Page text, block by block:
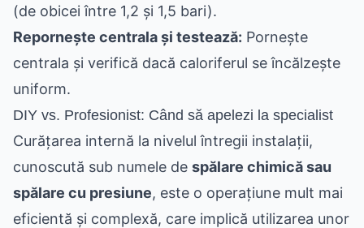
(de obicei între 1,2 și 1,5 bari).
Repornește centrala și testează: Pornește
centrala și verifică dacă caloriferul se încălzește
uniform.
DIY vs. Profesionist: Când să apelezi la specialist
Curățarea internă la nivelul întregii instalații,
cunoscută sub numele de spălare chimică sau
spălare cu presiune, este o operațiune mult mai
eficientă și complexă, care implică utilizarea unor